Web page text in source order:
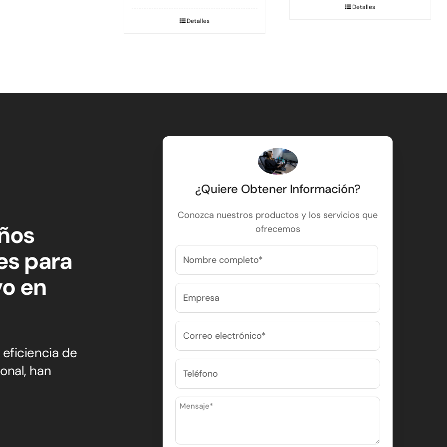
para
en
eficiencia de
han
¿Quiere Obtener Información?
Conozca nuestros productos y los servicios que
ofrecemos
Nombre
completo
(Obligatorio)
Nombre
Empresa
Correo
electrónico
(Obligatorio)
Teléfono
Mensaje